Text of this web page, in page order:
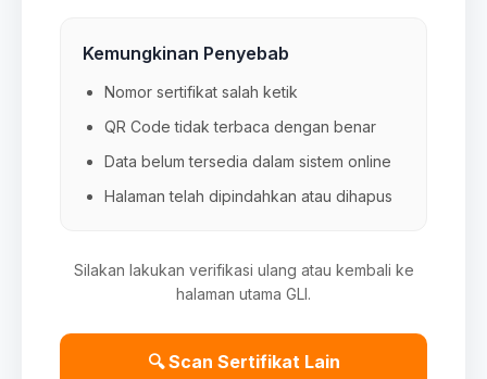
Kemungkinan Penyebab
Nomor sertifikat salah ketik
QR Code tidak terbaca dengan benar
Data belum tersedia dalam sistem online
Halaman telah dipindahkan atau dihapus
Silakan lakukan verifikasi ulang atau kembali ke
halaman utama GLI.
🔍 Scan Sertifikat Lain